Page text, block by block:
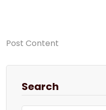
Post Content
Search